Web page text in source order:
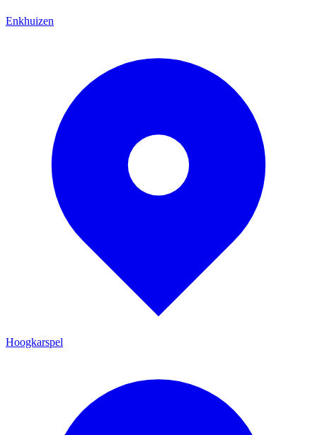
Enkhuizen
Hoogkarspel